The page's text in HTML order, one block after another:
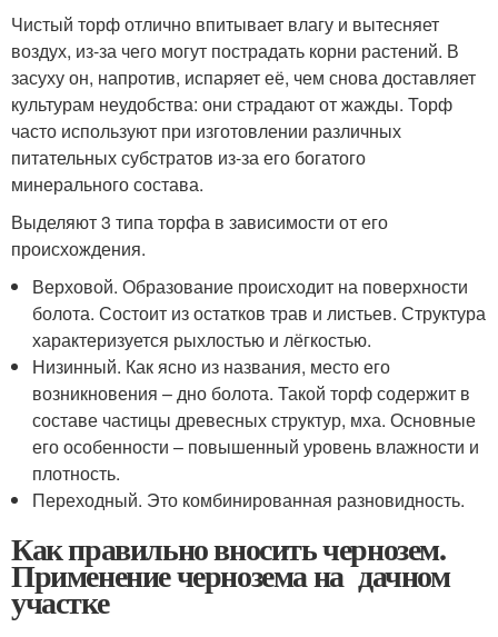
Чистый торф отлично впитывает влагу и вытесняет
воздух, из-за чего могут пострадать корни растений. В
засуху он, напротив, испаряет её, чем снова доставляет
культурам неудобства: они страдают от жажды. Торф
часто используют при изготовлении различных
питательных субстратов из-за его богатого
минерального состава.
Выделяют 3 типа торфа в зависимости от его
происхождения.
Верховой. Образование происходит на поверхности
болота. Состоит из остатков трав и листьев. Структура
характеризуется рыхлостью и лёгкостью.
Низинный. Как ясно из названия, место его
возникновения – дно болота. Такой торф содержит в
составе частицы древесных структур, мха. Основные
его особенности – повышенный уровень влажности и
плотность.
Переходный. Это комбинированная разновидность.
Как правильно вносить чернозем.
Применение чернозема на дачном
участке